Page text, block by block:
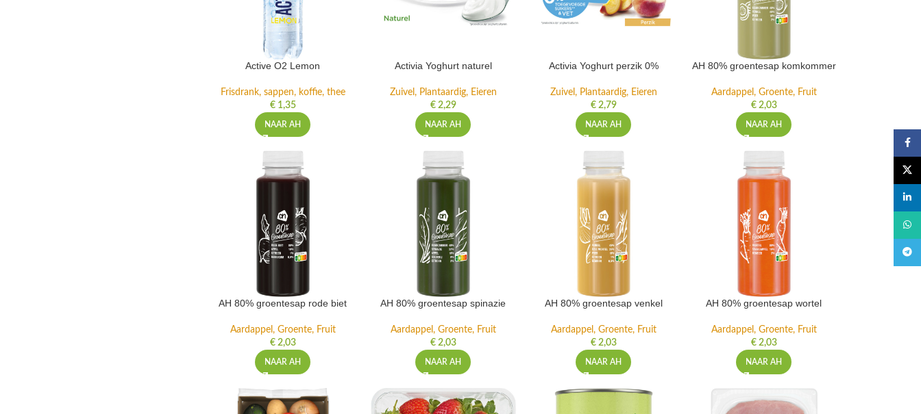
Active O2 Lemon
Frisdrank, sappen, koffie, thee
€1,35
NAAR AH
Activia Yoghurt naturel
Zuivel, Plantaardig, Eieren
€2,29
NAAR AH
Activia Yoghurt perzik 0%
Zuivel, Plantaardig, Eieren
€2,79
NAAR AH
AH 80% groentesap komkommer
Aardappel, Groente, Fruit
€2,03
NAAR AH
AH 80% groentesap rode biet
Aardappel, Groente, Fruit
€2,03
NAAR AH
AH 80% groentesap spinazie
Aardappel, Groente, Fruit
€2,03
NAAR AH
AH 80% groentesap venkel
Aardappel, Groente, Fruit
€2,03
NAAR AH
AH 80% groentesap wortel
Aardappel, Groente, Fruit
€2,03
NAAR AH